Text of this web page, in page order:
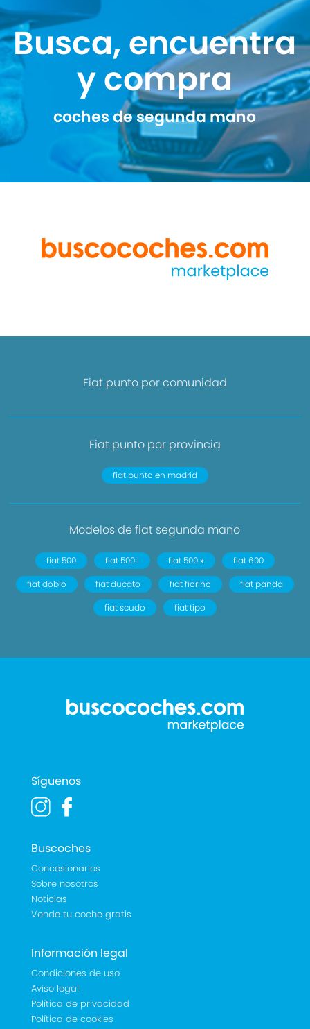
Busca, encuentra
y compra
coches de segunda mano
Fiat punto por comunidad
Fiat punto por provincia
fiat punto en madrid
Modelos de fiat segunda mano
fiat 500 fiat 500 l fiat 500 x
fiat 600
fiat doblo
fiat ducato fiat fiorino
fiat panda
fiat scudo
fiat tipo
Síguenos
Buscoches
Concesionarios
Sobre nosotros
Noticias
Vende tu coche gratis
Información legal
Condiciones de uso
Aviso legal
Política de privacidad
Política de cookies